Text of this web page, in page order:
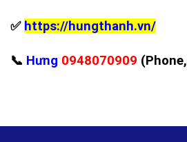
✅ https://hungthanh.vn/
📞 Hưng 0948070909 (Phone,